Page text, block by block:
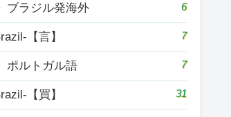
ブラジル発海外 6
【言】 7
ポルトガル語 7
【買】 31